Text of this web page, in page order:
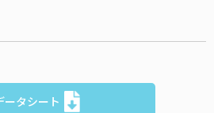
ータシート